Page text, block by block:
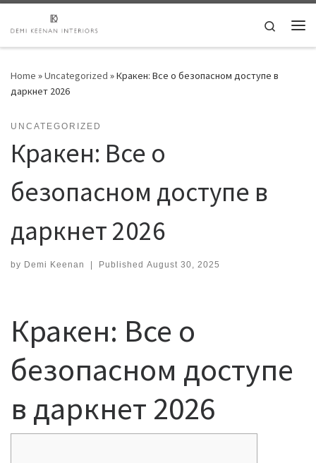
Skip to content
Search
Home »Uncategorized »Кракен: Все о безопасном доступе в
даркнет 2026
UNCATEGORIZED
Кракен: Все о
безопасном доступе в
даркнет 2026
by Demi Keenan | Published August 30, 2025
Кракен: Все о
безопасном доступе
в даркнет 2026